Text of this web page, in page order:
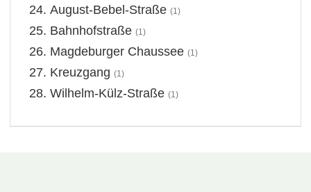
August-Bebel-Straße (1)
Bahnhofstraße (1)
Magdeburger Chaussee (1)
Kreuzgang (1)
Wilhelm-Külz-Straße (1)